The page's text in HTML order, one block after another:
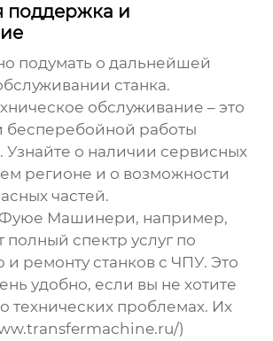
поддержка и
подумать о дальнейшей
станка.
обслуживание – это
бесперебойной работы
Узнайте о наличии сервисных
регионе и о возможности
частей.
Машинери, например,
полный спектр услуг по
ремонту станков с ЧПУ. Это
удобно, если вы не хотите
технических проблемах. Их
)